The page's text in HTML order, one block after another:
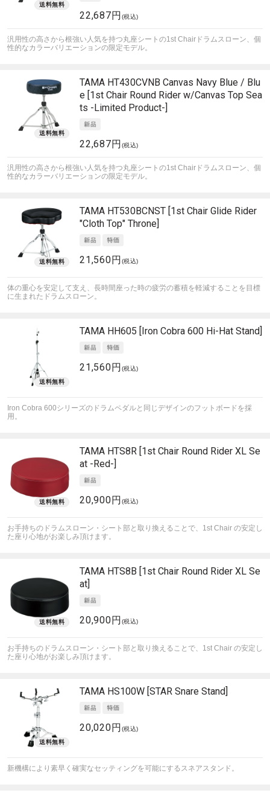
22,687円 (税込)
汎用性の高さから根強い人気を持つ丸座シートの1st Chairドラムスローン、個
性的なカラーバリエーションの限定モデル。
TAMA HT430CVNB Canvas Navy Blue / Blu
e [1st Chair Round Rider w/Canvas Top Sea
ts -Limited Product-]
22,687円 (税込)
汎用性の高さから根強い人気を持つ丸座シートの1st Chairドラムスローン、個
性的なカラーバリエーションの限定モデル。
TAMA HT530BCNST [1st Chair Glide Rider
"Cloth Top" Throne]
21,560円 (税込)
体の重心を安定して支え、長時間座った時の疲労の蓄積を軽減することを目標
に生まれたドラムスローン。
TAMA HH605 [Iron Cobra 600 Hi-Hat Stand]
21,560円 (税込)
Iron Cobra 600シリーズのドラムペダルと同じデザインのフットボードを採
用。
TAMA HTS8R [1st Chair Round Rider XL Se
at -Red-]
20,900円 (税込)
お手持ちのドラムスローン・シート部と取り換えることで、1st Chair の安定し
た座り心地がお楽しみ頂けます。
TAMA HTS8B [1st Chair Round Rider XL Se
at]
20,900円 (税込)
お手持ちのドラムスローン・シート部と取り換えることで、1st Chair の安定し
た座り心地がお楽しみ頂けます。
TAMA HS100W [STAR Snare Stand]
20,020円 (税込)
新機構により素早く確実なセッティングを可能にするスネアスタンド。